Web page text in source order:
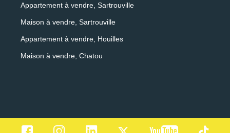
Appartement à vendre, Sartrouville
Maison à vendre, Sartrouville
Appartement à vendre, Houilles
Maison à vendre, Chatou